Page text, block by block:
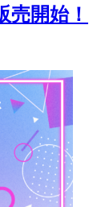
開始！